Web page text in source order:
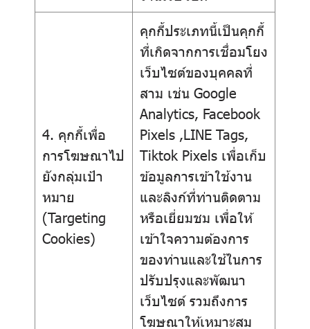
4. คุกกี้เพื่อ
การโฆษณาไป
ยังกลุ่มเป้า
หมาย
(Targeting
Cookies)
คุกกี้ประเภทนี้เป็นคุกกี้
ที่เกิดจากการเชื่อมโยง
เว็บไซต์ของบุคคลที่
สาม เช่น Google
Analytics, Facebook
Pixels ,LINE Tags,
Tiktok Pixels เพื่อเก็บ
ข้อมูลการเข้าใช้งาน
และลิงก์ที่ท่านติดตาม
หรือเยี่ยมชม เพื่อให้
เข้าใจความต้องการ
ของท่านและใช้ในการ
ปรับปรุงและพัฒนา
เว็บไซต์ รวมถึงการ
โฆษณาให้เหมาะสม